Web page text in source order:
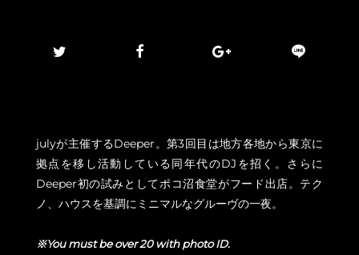
julyが主催するDeeper。第3回目は地方各地から東京に
拠点を移し活動している同年代のDJを招く。さらに
Deeper初の試みとしてポコ沼食堂がフード出店。テク
ノ、ハウスを基調にミニマルなグルーヴの一夜。
※You must be over 20 with photo ID.